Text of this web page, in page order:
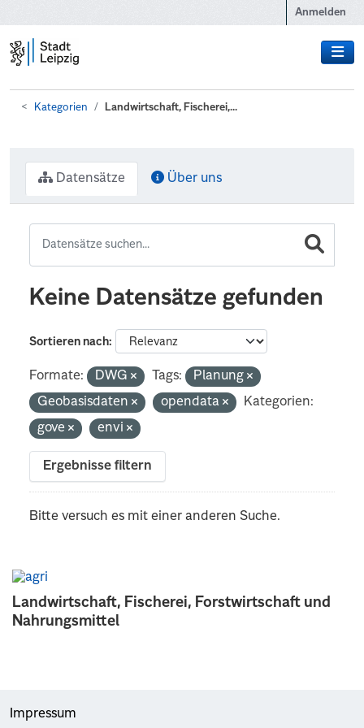
Anmelden
Kategorien Landwirtschaft, Fischerei,...
Landwirtschaft, Fischerei, Forstwirtschaft und
Nahrungsmittel
Datensätze Über uns
Keine Datensätze gefunden
Sortieren nach
Formate: DWG Tags:
Planung
Geobasisdaten
opendata
Kategorien:
gove
envi
Ergebnisse filtern
Bitte versuch es mit einer anderen Suche.
Impressum